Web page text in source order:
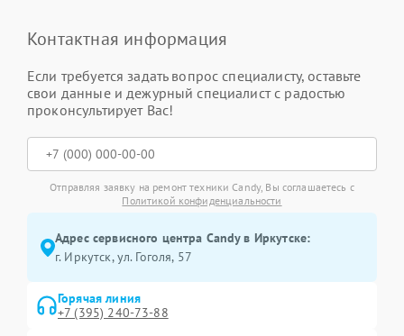
Контактная информация
Если требуется задать вопрос специалисту, оставьте
свои данные и дежурный специалист с радостью
проконсультирует Вас!
Отправляя заявку на ремонт техники Candy, Вы соглашаетесь с
Политикой конфиденциальности
Адрес сервисного центра Candy в Иркутске:
г. Иркутск, ул. ​Гоголя, 57
Горячая линия
+7 (395) 240-73-88